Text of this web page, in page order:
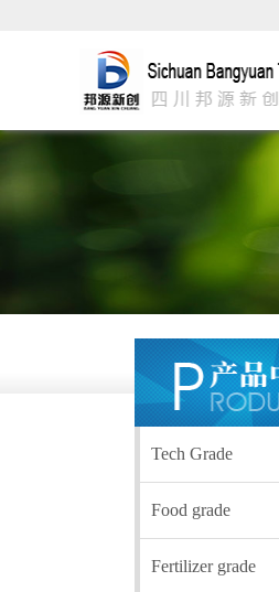
Tech Grade
Food grade
Fertilizer grade